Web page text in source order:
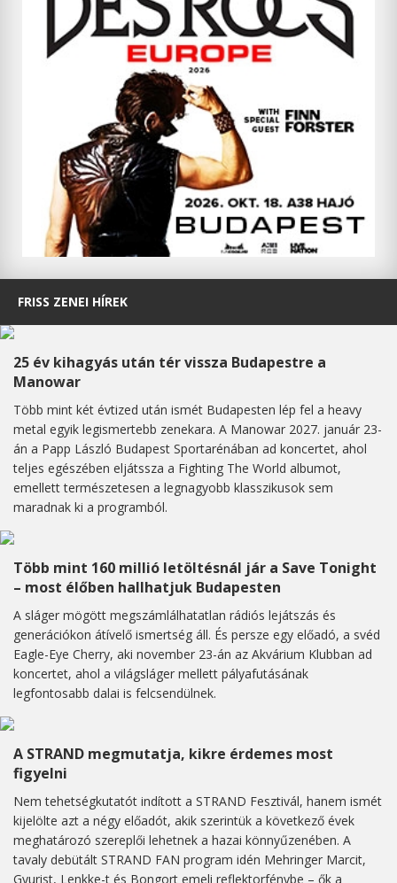
FRISS ZENEI HÍREK
25 év kihagyás után tér vissza Budapestre a
Manowar
Több mint két évtized után ismét Budapesten lép fel a heavy
metal egyik legismertebb zenekara. A Manowar 2027. január 23-
án a Papp László Budapest Sportarénában ad koncertet, ahol
teljes egészében eljátssza a Fighting The World albumot,
emellett természetesen a legnagyobb klasszikusok sem
maradnak ki a programból.
Több mint 160 millió letöltésnál jár a Save Tonight
– most élőben hallhatjuk Budapesten
A sláger mögött megszámlálhatatlan rádiós lejátszás és
generációkon átívelő ismertség áll. És persze egy előadó, a svéd
Eagle-Eye Cherry, aki november 23-án az Akvárium Klubban ad
koncertet, ahol a világsláger mellett pályafutásának
legfontosabb dalai is felcsendülnek.
A STRAND megmutatja, kikre érdemes most
figyelni
Nem tehetségkutatót indított a STRAND Fesztivál, hanem ismét
kijelölte azt a négy előadót, akik szerintük a következő évek
meghatározó szereplői lehetnek a hazai könnyűzenében. A
tavaly debütált STRAND FAN program idén Mehringer Marcit,
Gyurist, Lenkke-t és Bongort emeli reflektorfénybe – ők a